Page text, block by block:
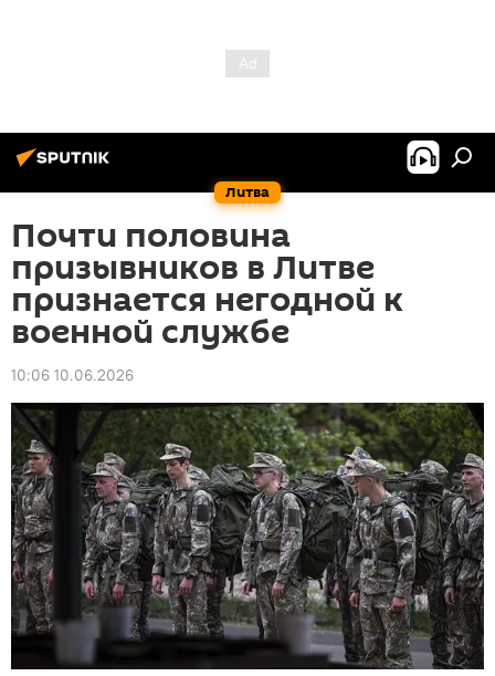
Литва
Почти половина
призывников в Литве
признается негодной к
военной службе
10:06 10.06.2026